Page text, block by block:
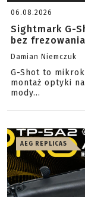
06.08.2026
Sightmark G-
bez
Damian Niemczuk
G-Shot to
montaż optyki
mody...
AEG REPLICAS